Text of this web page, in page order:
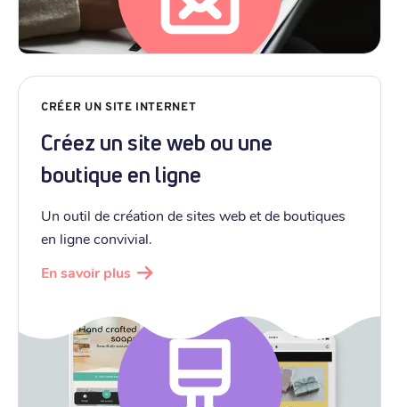
CRÉER UN SITE INTERNET
Créez un site web ou une
boutique en ligne
Un outil de création de sites web et de boutiques
en ligne convivial.
En savoir plus